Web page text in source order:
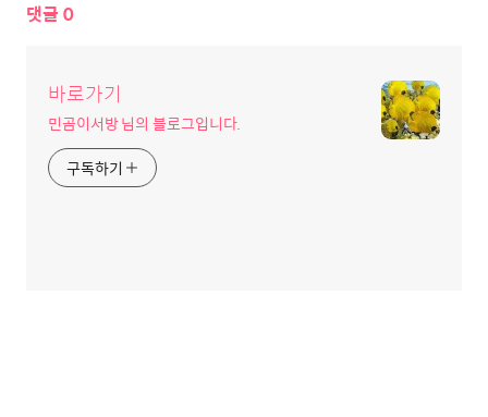
댓글 0
바로가기
민곰이서방 님의 블로그입니다.
구독하기